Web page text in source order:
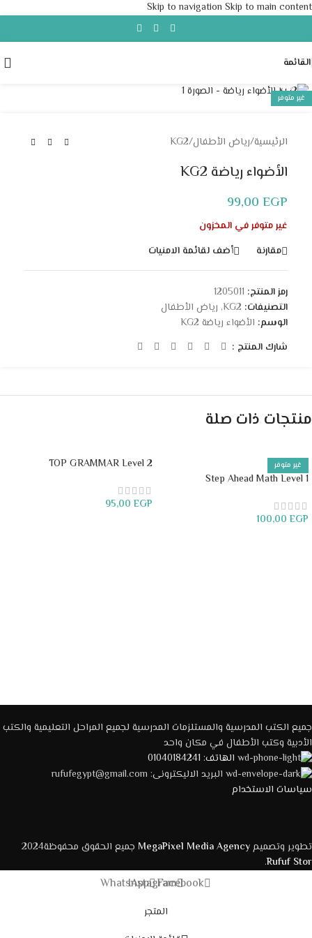
Skip to navigation Skip to main content
القائمة
غير متوفر
الرئيسية/رياض الأطفال/
KG2
الأضواء رياضة KG2
99,00 EGP
غير متوفر في المخزون
مقارنة
أضف لقائمة الامنيات
رمز المنتج: 1205011
التصنيفات: KG2
, رياض الأطفال
الوسم: الأضواء رياضة KG2
شارك المنتج :
منتجات ذات صلة
غير متوفر
Step Ahead Math Level 1
100,00 EGP
TOP GRAMMAR Level 2
95,00 EGP
جميع الكتب المدرسية والمستلزمات المدرسية لجميع المراحل التعليمية والكتب
الأدبية وكتب الأطفال في مكان واحد
الهاتف: 01040184241
البريد الاليكترونى: rufufegypt@gmail.com
سياسات الاستخدام
تطوير وتصميمMegaPixel Media Agency جميع الحقوق محفوظة2024
Rufuf Stor
.
Facebook
Instagram
WhatsApp
المتجر